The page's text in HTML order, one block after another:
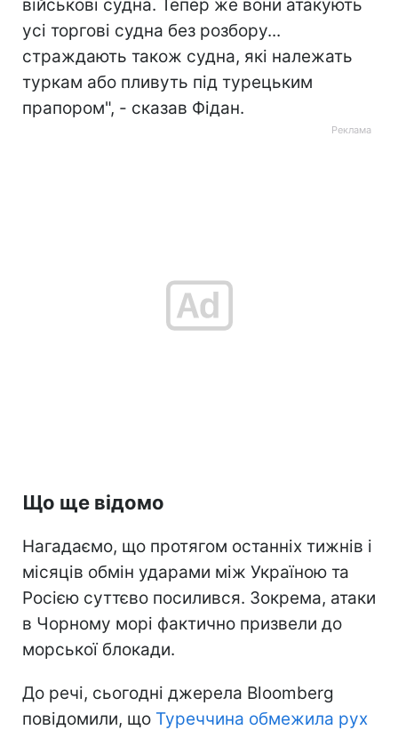
військові судна. Тепер же вони атакують
усі торгові судна без розбору...
страждають також судна, які належать
туркам або пливуть під турецьким
прапором", - сказав Фідан.
Що ще відомо
Нагадаємо, що протягом останніх тижнів і
місяців обмін ударами між Україною та
Росією суттєво посилився. Зокрема, атаки
в Чорному морі фактично призвели до
морської блокади.
До речі, сьогодні джерела Bloomberg
повідомили, що Туреччина обмежила рух